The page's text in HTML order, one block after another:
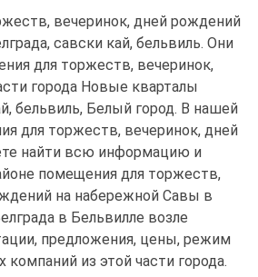
вечеринок, дней рождений
савски кай, бельвиль. Они
для торжеств, вечеринок,
города Новые кварталы
бельвиль, Белый город. В нашей
для торжеств, вечеринок, дней
найти всю информацию и
помещения для торжеств,
на набережной Савы в
в Бельвилле возле
предложения, цены, режим
компаний из этой части города.